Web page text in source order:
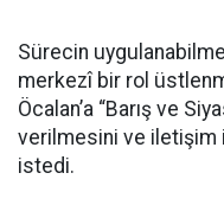
Sürecin
merkezî bir rol
Öcalan’a “Barış ve
verilmesini ve iletişim
istedi.